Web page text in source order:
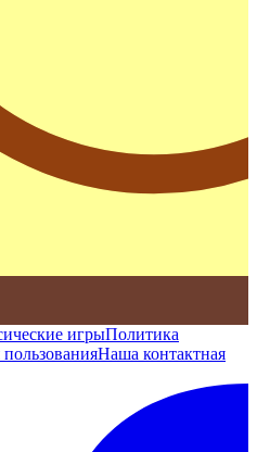
игрыПолитика
Наша контактная